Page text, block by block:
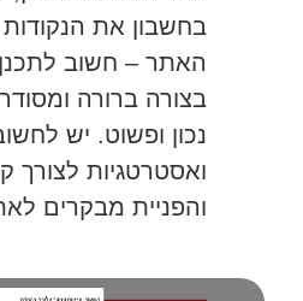
בחשבון את
האתר – חשוב
בצורה ברורה
נכון ופשוט. יש
ואסטרטגיות לצורך
והפניית מבקרים